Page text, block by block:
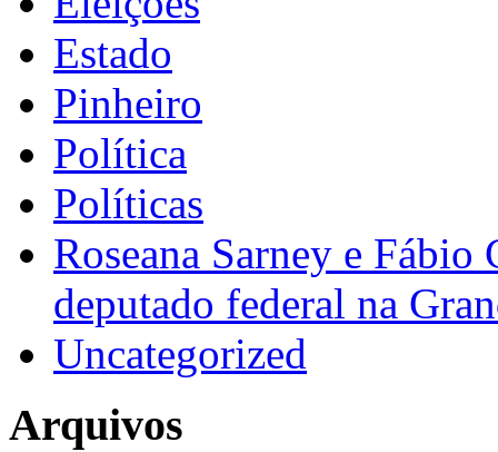
Estado
Pinheiro
Política
Políticas
Roseana Sarney e
deputado federal na
Uncategorized
Arquivos